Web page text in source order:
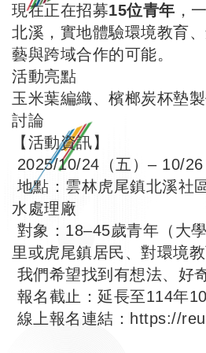
現在正在招募15位青年 ，
北溪，實地體驗環境教育
藝與跨域合作的可能。
活動亮點
玉米葉編織、檳榔炭杯墊
討論
【活動資訊】
2025/10/24（五）– 10/26
地點：雲林虎尾鎮北溪社
水處理廠
對象：18–45歲青年（大
里或虎尾鎮居民、對環境
我們希望找到有想法、好
報名截止：延長至114年
線上報名連結： https://